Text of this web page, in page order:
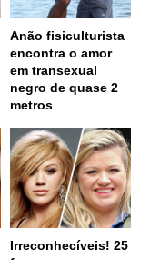
Anão fisiculturista
encontra o amor
em transexual
negro de quase 2
metros
Irreconhecíveis! 25